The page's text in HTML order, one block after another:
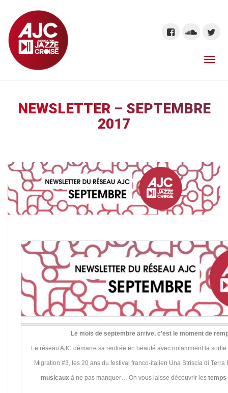
NEWSLETTER – SEPTEMBRE
2017
Le mois de septembre arrive, c’est le moment de
Le réseau AJC démarre sa rentrée en beauté avec notamment la
Migration #3, les 20 ans du festival franco-italien Una Striscia di
musicaux à ne pas manquer… On vous laisse découvrir les temps